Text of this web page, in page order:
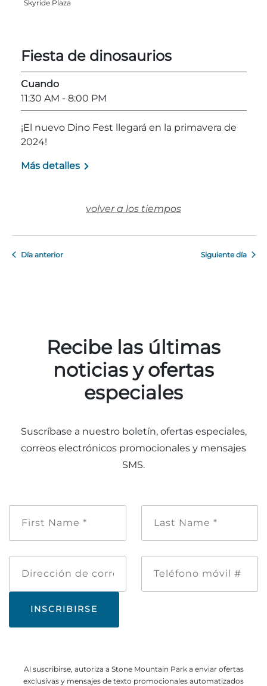
Guía de Naturaleza
Blog
Festivales y eventos
Adventure Outpost
Fiesta de dinosaurios
Servicio de amanecer de Pascua
La posada en Stone Mountain Park
Entradas para grupos
Group Events
Skyride Plaza
Fiesta de dinosaurios
Cuando
11:30 AM - 8:00 PM
¡El nuevo Dino Fest llegará en la primavera de
2024!
Más detalles
volver a los tiempos
Día anterior Siguiente día
Recibe las últimas
noticias y ofertas
especiales
Suscríbase a nuestro boletín, ofertas especiales,
correos electrónicos promocionales y mensajes
SMS.
de
*
de
móvil
Al suscribirse, autoriza a Stone Mountain Park a enviar ofertas
exclusivas y mensajes de texto promocionales automatizados